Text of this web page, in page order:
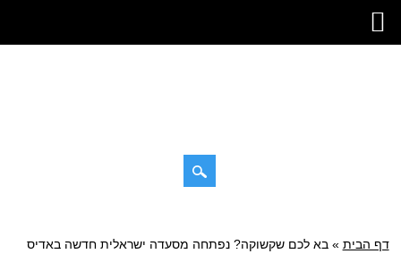
לתוכן
דף הבית »בא לכם שקשוקה? נפתחה מסעדה ישראלית חדשה באדיס